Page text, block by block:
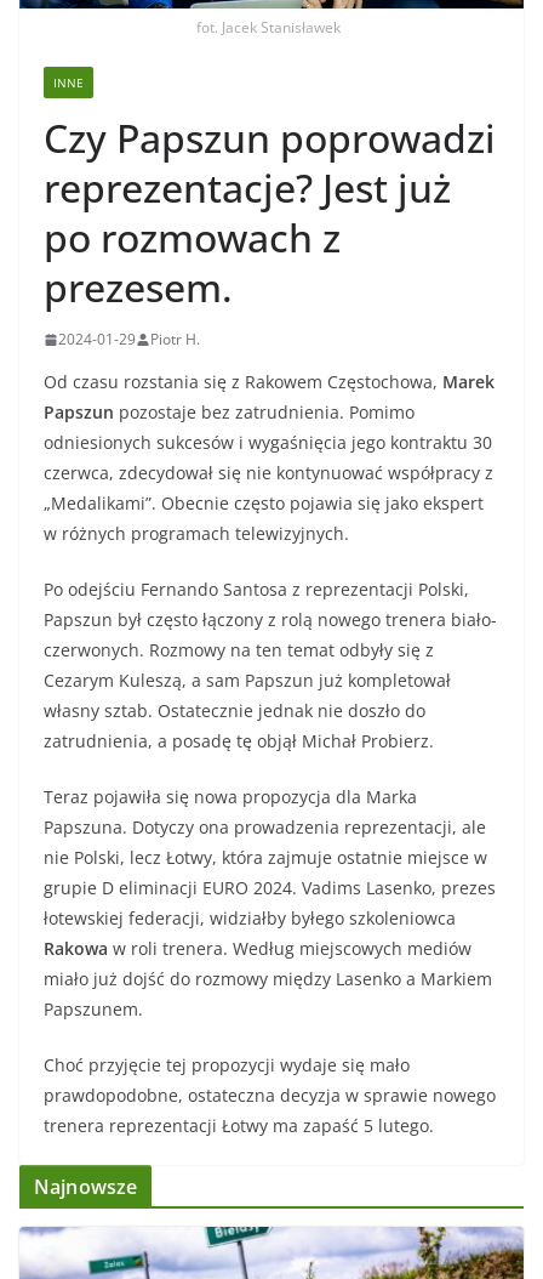
fot. Jacek Stanisławek
INNE
Czy Papszun poprowadzi
reprezentacje? Jest już
po rozmowach z
prezesem.
2024-01-29 Piotr H.
Od czasu rozstania się z Rakowem Częstochowa, Marek
Papszun pozostaje bez zatrudnienia. Pomimo
odniesionych sukcesów i wygaśnięcia jego kontraktu 30
czerwca, zdecydował się nie kontynuować współpracy z
„Medalikami”. Obecnie często pojawia się jako ekspert
w różnych programach telewizyjnych.
Po odejściu Fernando Santosa z reprezentacji Polski,
Papszun był często łączony z rolą nowego trenera biało-
czerwonych. Rozmowy na ten temat odbyły się z
Cezarym Kuleszą, a sam Papszun już kompletował
własny sztab. Ostatecznie jednak nie doszło do
zatrudnienia, a posadę tę objął Michał Probierz.
Teraz pojawiła się nowa propozycja dla Marka
Papszuna. Dotyczy ona prowadzenia reprezentacji, ale
nie Polski, lecz Łotwy, która zajmuje ostatnie miejsce w
grupie D eliminacji EURO 2024. Vadims Lasenko, prezes
łotewskiej federacji, widziałby byłego szkoleniowca
Rakowa w roli trenera. Według miejscowych mediów
miało już dojść do rozmowy między Lasenko a Markiem
Papszunem.
Choć przyjęcie tej propozycji wydaje się mało
prawdopodobne, ostateczna decyzja w sprawie nowego
trenera reprezentacji Łotwy ma zapaść 5 lutego.
Najnowsze